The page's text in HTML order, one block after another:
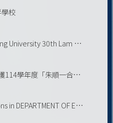
校
National Yang-Ming Chiao Tung University 30th Lam Research and Development Paper Award
〈恭賀〉 本系 羅儀誠同學 榮獲114學年度「朱順一合勤獎學金」
Tenure-Track Faculty Positions in DEPARTMENT OF ELECTROPHYSICS National Yang Ming Chiao Tung University, Taiwan